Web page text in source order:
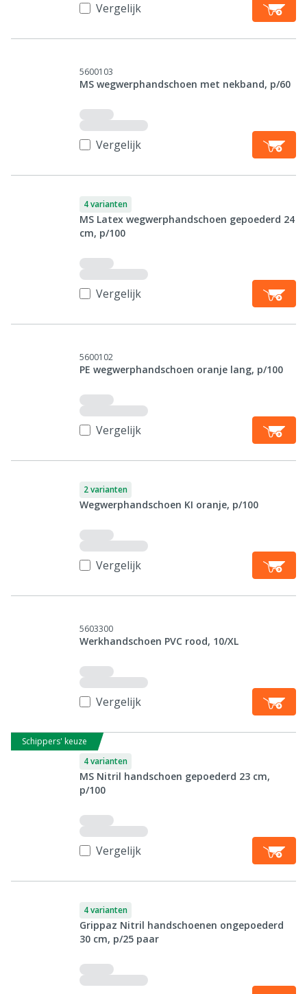
Vergelijk
5600103
MS wegwerphandschoen met nekband, p/60
Vergelijk
4 varianten
MS Latex wegwerphandschoen gepoederd 24
cm, p/100
Vergelijk
5600102
PE wegwerphandschoen oranje lang, p/100
Vergelijk
2 varianten
Wegwerphandschoen KI oranje, p/100
Vergelijk
5603300
Werkhandschoen PVC rood, 10/XL
Vergelijk
Schippers' keuze
4 varianten
MS Nitril handschoen gepoederd 23 cm,
p/100
Vergelijk
4 varianten
Grippaz Nitril handschoenen ongepoederd
30 cm, p/25 paar